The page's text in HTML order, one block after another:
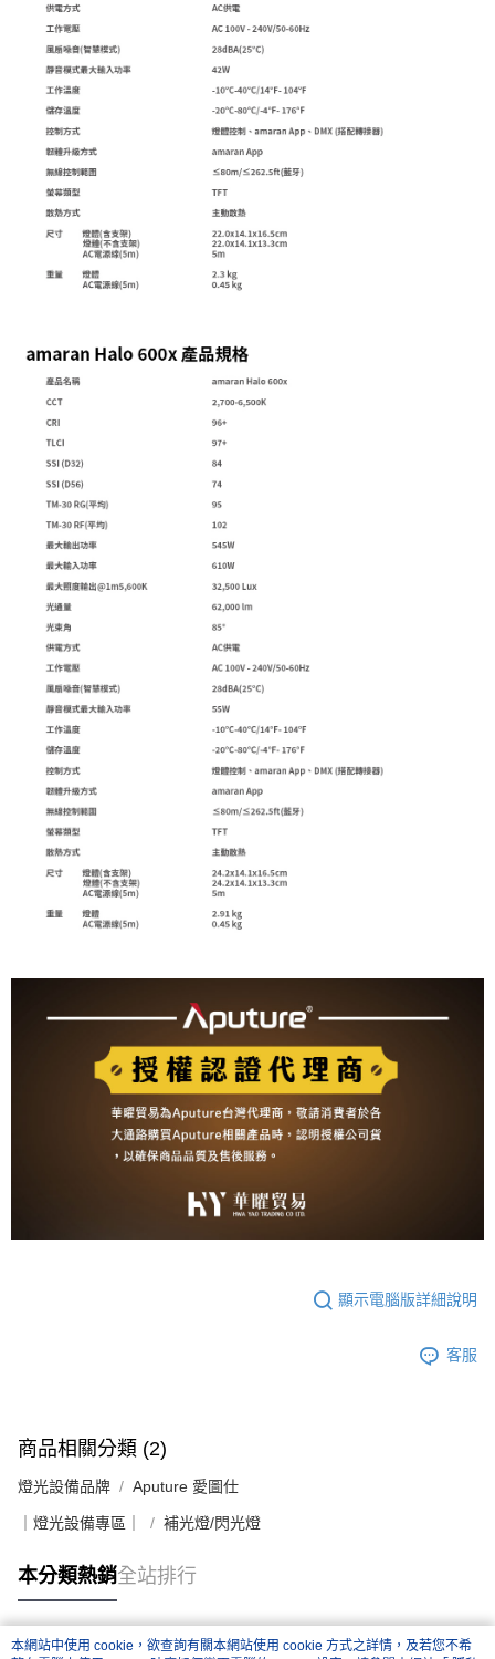
顯示電腦版詳細說明
客服
商品相關分類 (2)
燈光設備品牌 Aputure 愛圖仕
｜燈光設備專區｜ 補光燈/閃光燈
本分類熱銷全站排行
本網站中使用 cookie，欲查詢有關本網站使用 cookie 方式之詳情，及若您不希